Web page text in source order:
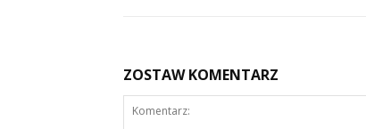
ZOSTAW KOMENTARZ